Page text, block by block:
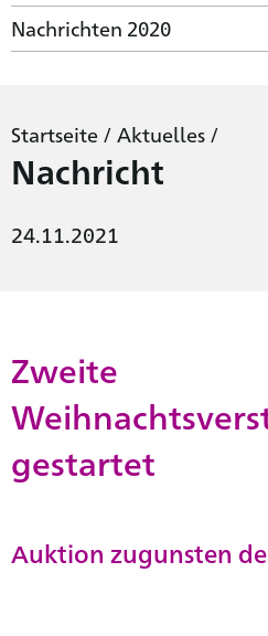
Nachrichten 2020
Startseite / Aktuelles /
Nachricht
24.11.2021
Zweite
gestartet
Auktion zugunsten